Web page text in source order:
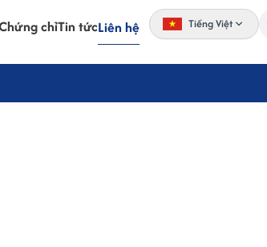
chỉTin tứcLiên hệ Tiếng Việt